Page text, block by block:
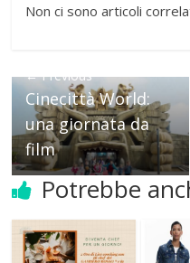
Non ci sono articoli
← Previous
Cinecittà World:
una giornata da
film
Potrebbe